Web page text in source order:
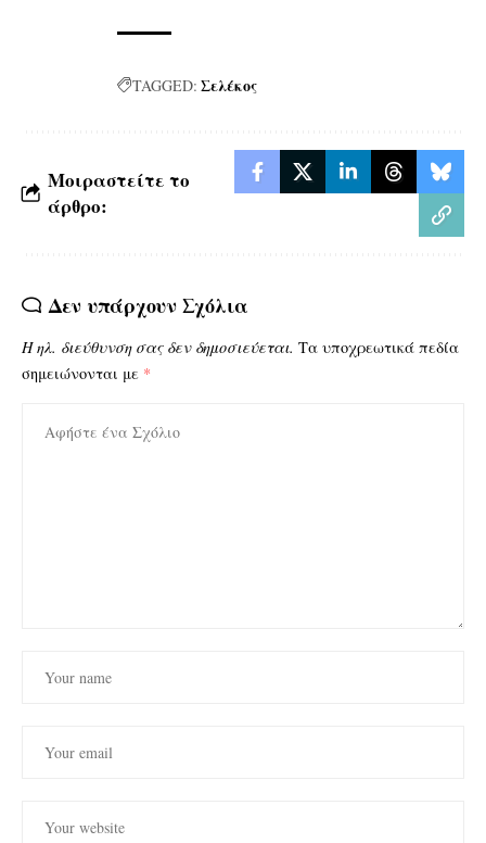
TAGGED: Σελέκος
Μοιραστείτε το
άρθρο:
Δεν υπάρχουν Σχόλια
Η ηλ. διεύθυνση σας δεν δημοσιεύεται. Τα υποχρεωτικά πεδία
σημειώνονται με *